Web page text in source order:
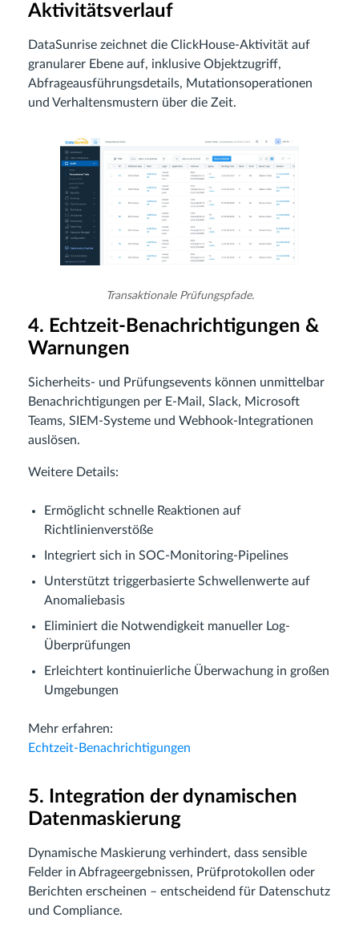
Aktivitätsverlauf
DataSunrise zeichnet die ClickHouse-Aktivität auf
granularer Ebene auf, inklusive Objektzugriff,
Abfrageausführungsdetails, Mutationsoperationen
und Verhaltensmustern über die Zeit.
Transaktionale Prüfungspfade.
4. Echtzeit-Benachrichtigungen &
Warnungen
Sicherheits- und Prüfungsevents können unmittelbar
Benachrichtigungen per E-Mail, Slack, Microsoft
Teams, SIEM-Systeme und Webhook-Integrationen
auslösen.
Weitere Details:
Ermöglicht schnelle Reaktionen auf
Richtlinienverstöße
Integriert sich in SOC-Monitoring-Pipelines
Unterstützt triggerbasierte Schwellenwerte auf
Anomaliebasis
Eliminiert die Notwendigkeit manueller Log-
Überprüfungen
Erleichtert kontinuierliche Überwachung in großen
Umgebungen
Mehr erfahren:
Echtzeit-Benachrichtigungen
5. Integration der dynamischen
Datenmaskierung
Dynamische Maskierung verhindert, dass sensible
Felder in Abfrageergebnissen, Prüfprotokollen oder
Berichten erscheinen – entscheidend für Datenschutz
und Compliance.